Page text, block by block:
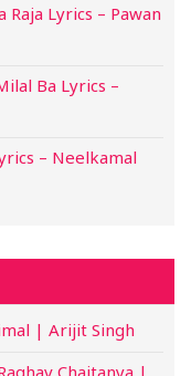
Raja Lyrics – Pawan
Ba Lyrics –
– Neelkamal
| Arijit Singh
Chaitanya |